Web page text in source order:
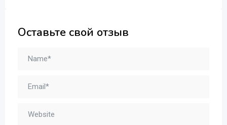
Оставьте свой отзыв